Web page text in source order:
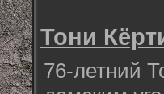
Тони
76-летний